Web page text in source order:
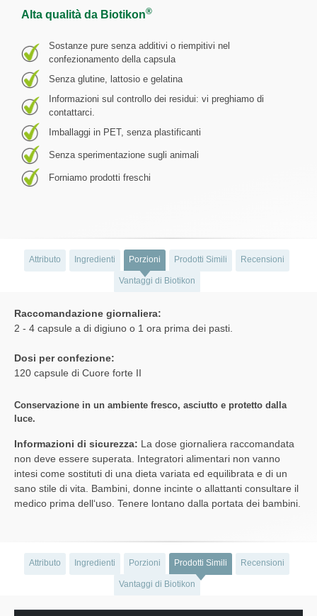
Alta qualità da Biotikon®
Sostanze pure senza additivi o riempitivi nel
confezionamento della capsula
Senza glutine, lattosio e gelatina
Informazioni sul controllo dei residui: vi preghiamo di
contattarci.
Imballaggi in PET, senza plastificanti
Senza sperimentazione sugli animali
Forniamo prodotti freschi
Attributo Ingredienti Porzioni Prodotti Simili Recensioni
Vantaggi di Biotikon
Raccomandazione giornaliera:
2 - 4 capsule a di digiuno o 1 ora prima dei pasti.
Dosi per confezione:
120 capsule di Cuore forte II
Conservazione in un ambiente fresco, asciutto e protetto dalla
luce.
Informazioni di sicurezza: La dose giornaliera raccomandata
non deve essere superata. Integratori alimentari non vanno
intesi come sostituti di una dieta variata ed equilibrata e di un
sano stile di vita. Bambini, donne incinte o allattanti consultare il
medico prima dell‘uso. Tenere lontano dalla portata dei bambini.
Attributo Ingredienti Porzioni Prodotti Simili Recensioni
Vantaggi di Biotikon